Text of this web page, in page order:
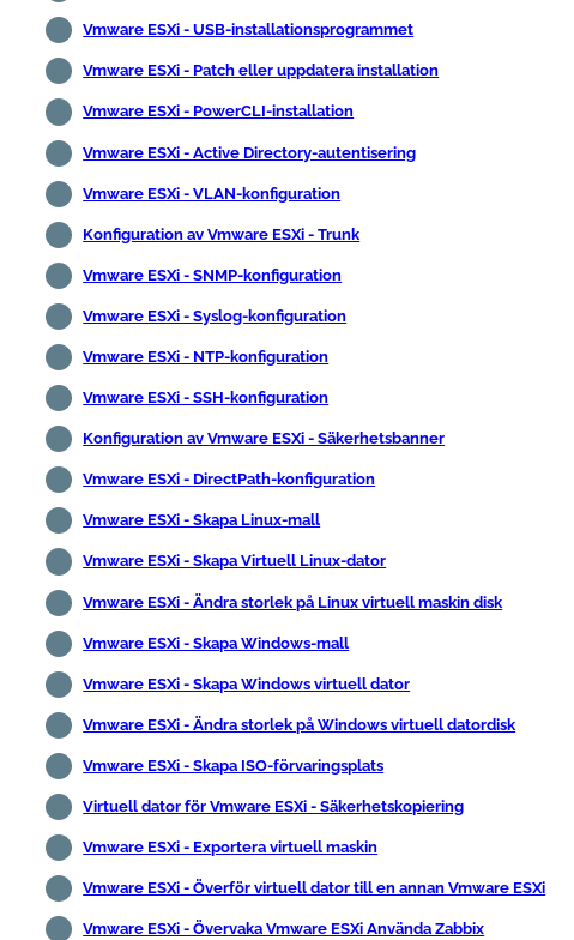
Vmware ESXi - USB-installationsprogrammet
Vmware ESXi - Patch eller uppdatera installation
Vmware ESXi - PowerCLI-installation
Vmware ESXi - Active Directory-autentisering
Vmware ESXi - VLAN-konfiguration
Konfiguration av Vmware ESXi - Trunk
Vmware ESXi - SNMP-konfiguration
Vmware ESXi - Syslog-konfiguration
Vmware ESXi - NTP-konfiguration
Vmware ESXi - SSH-konfiguration
Konfiguration av Vmware ESXi - Säkerhetsbanner
Vmware ESXi - DirectPath-konfiguration
Vmware ESXi - Skapa Linux-mall
Vmware ESXi - Skapa Virtuell Linux-dator
Vmware ESXi - Ändra storlek på Linux virtuell maskin disk
Vmware ESXi - Skapa Windows-mall
Vmware ESXi - Skapa Windows virtuell dator
Vmware ESXi - Ändra storlek på Windows virtuell datordisk
Vmware ESXi - Skapa ISO-förvaringsplats
Virtuell dator för Vmware ESXi - Säkerhetskopiering
Vmware ESXi - Exportera virtuell maskin
Vmware ESXi - Överför virtuell dator till en annan Vmware ESXi
Vmware ESXi - Övervaka Vmware ESXi Använda Zabbix